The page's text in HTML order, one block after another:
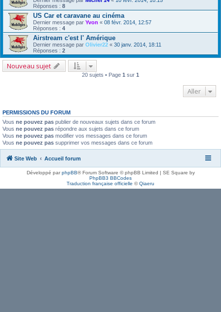
Réponses : 8
US Car et caravane au cinéma
Dernier message par Yvon « 08 févr. 2014, 12:57
Réponses : 4
Airstream c'est l' Amérique
Dernier message par Olivier22 « 30 janv. 2014, 18:11
Réponses : 2
Nouveau sujet
20 sujets • Page 1 sur 1
Aller
PERMISSIONS DU FORUM
Vous ne pouvez pas publier de nouveaux sujets dans ce forum
Vous ne pouvez pas répondre aux sujets dans ce forum
Vous ne pouvez pas modifier vos messages dans ce forum
Vous ne pouvez pas supprimer vos messages dans ce forum
Site Web Accueil forum
Développé parphpBB® Forum Software © phpBB Limited | SE Square by
PhpBB3 BBCodes
Traduction française officielle ©Qiaeru